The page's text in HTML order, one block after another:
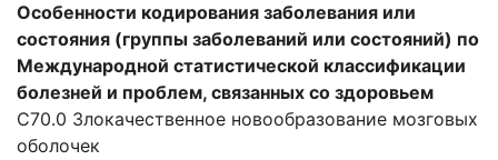
Особенности кодирования заболевания или
состояния (группы заболеваний или состояний) по
Международной статистической классификации
болезней и проблем, связанных со здоровьем
C70.0 Злокачественное новообразование мозговых
оболочек